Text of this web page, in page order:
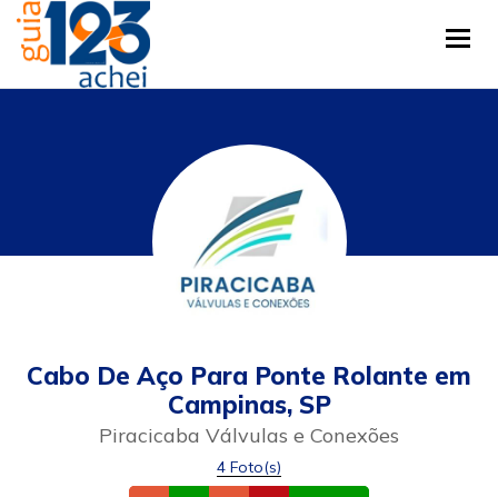
Cabo De Aço Para Ponte Rolante em
Campinas, SP
Piracicaba Válvulas e Conexões
4 Foto(s)